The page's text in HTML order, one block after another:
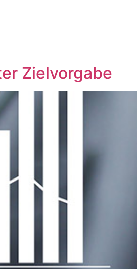
Zielvorgabe